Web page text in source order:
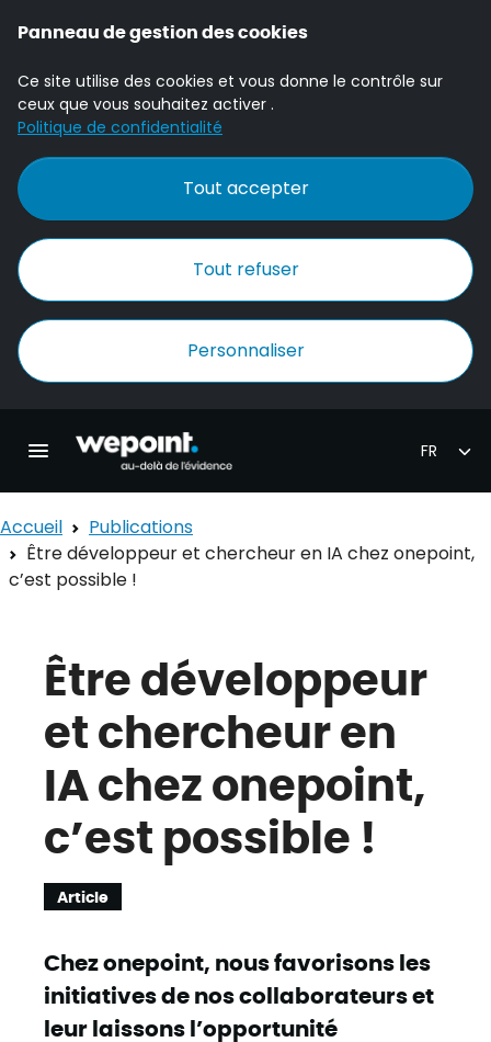
Panneau de gestion des cookies
Ce site utilise des cookies et vous donne le contrôle sur
ceux que vous souhaitez activer .
Politique de confidentialité
Tout accepter
Tout refuser
Personnaliser
Ouvrir la navigation principale
Accueil
Publications
Être développeur et chercheur en IA chez onepoint,
c’est possible !
Être développeur
et chercheur en
IA chez onepoint,
c’est possible !
Article
Chez onepoint, nous favorisons les
initiatives de nos collaborateurs et
leur laissons l’opportunité